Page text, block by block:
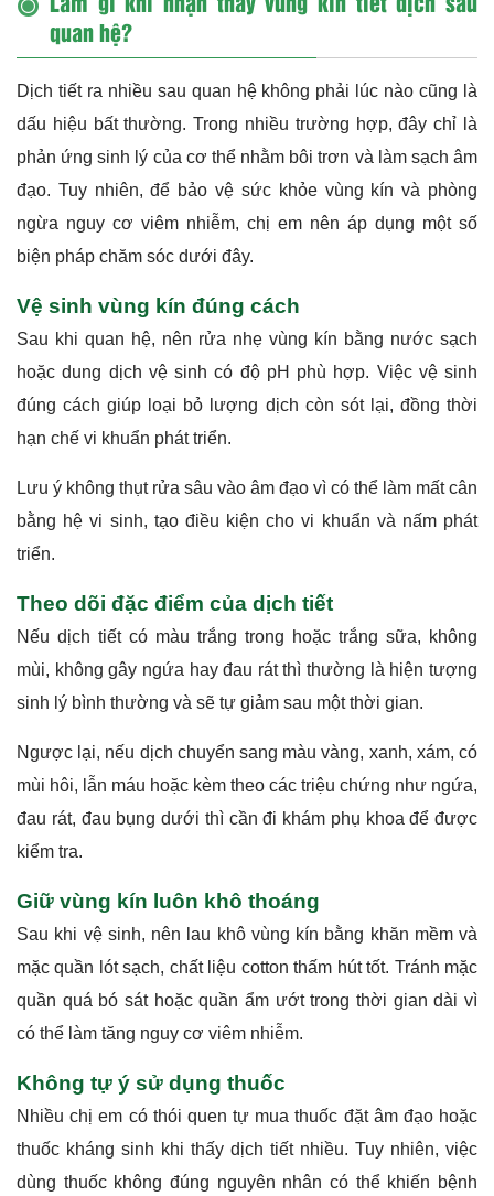
quan hệ?
Dịch tiết ra nhiều sau quan hệ không phải lúc nào cũng là
dấu hiệu bất thường. Trong nhiều trường hợp, đây chỉ là
phản ứng sinh lý của cơ thể nhằm bôi trơn và làm sạch âm
đạo. Tuy nhiên, để bảo vệ sức khỏe vùng kín và phòng
ngừa nguy cơ viêm nhiễm, chị em nên áp dụng một số
biện pháp chăm sóc dưới đây.
Vệ sinh vùng kín đúng cách
Sau khi quan hệ, nên rửa nhẹ vùng kín bằng nước sạch
hoặc dung dịch vệ sinh có độ pH phù hợp. Việc vệ sinh
đúng cách giúp loại bỏ lượng dịch còn sót lại, đồng thời
hạn chế vi khuẩn phát triển.
Lưu ý không thụt rửa sâu vào âm đạo vì có thể làm mất cân
bằng hệ vi sinh, tạo điều kiện cho vi khuẩn và nấm phát
triển.
Theo dõi đặc điểm của dịch tiết
Nếu dịch tiết có màu trắng trong hoặc trắng sữa, không
mùi, không gây ngứa hay đau rát thì thường là hiện tượng
sinh lý bình thường và sẽ tự giảm sau một thời gian.
Ngược lại, nếu dịch chuyển sang màu vàng, xanh, xám, có
mùi hôi, lẫn máu hoặc kèm theo các triệu chứng như ngứa,
đau rát, đau bụng dưới thì cần đi khám phụ khoa để được
kiểm tra.
Giữ vùng kín luôn khô thoáng
Sau khi vệ sinh, nên lau khô vùng kín bằng khăn mềm và
mặc quần lót sạch, chất liệu cotton thấm hút tốt. Tránh mặc
quần quá bó sát hoặc quần ẩm ướt trong thời gian dài vì
có thể làm tăng nguy cơ viêm nhiễm.
Không tự ý sử dụng thuốc
Nhiều chị em có thói quen tự mua thuốc đặt âm đạo hoặc
thuốc kháng sinh khi thấy dịch tiết nhiều. Tuy nhiên, việc
dùng thuốc không đúng nguyên nhân có thể khiến bệnh